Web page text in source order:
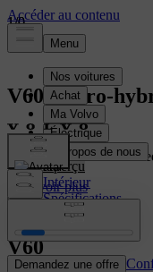
V60 Micro-
Aperçu
Intérieur
Spécifications
Caractéristiques
Demandez une offre
Découvrez la V60
En savoir plus
V60
1/0
1/0